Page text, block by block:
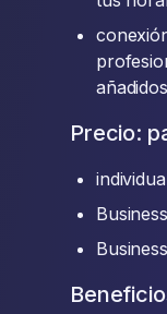
Precio: